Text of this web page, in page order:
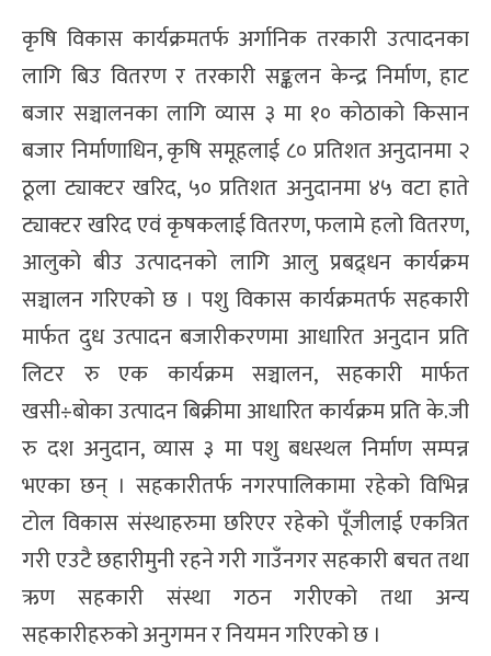
कृषि विकास कार्यक्रमतर्फ अर्गानिक तरकारी उत्पादनका
लागि बिउ वितरण र तरकारी सङ्कलन केन्द्र निर्माण, हाट
बजार सञ्चालनका लागि व्यास ३ मा १० कोठाको किसान
बजार निर्माणाधिन, कृषि समूहलाई ८० प्रतिशत अनुदानमा २
ठूला ट्याक्टर खरिद, ५० प्रतिशत अनुदानमा ४५ वटा हाते
ट्याक्टर खरिद एवं कृषकलाई वितरण, फलामे हलो वितरण,
आलुको बीउ उत्पादनको लागि आलु प्रबद्र्धन कार्यक्रम
सञ्चालन गरिएको छ । पशु विकास कार्यक्रमतर्फ सहकारी
मार्फत दुध उत्पादन बजारीकरणमा आधारित अनुदान प्रति
लिटर रु एक कार्यक्रम सञ्चालन, सहकारी मार्फत
खसी÷बोका उत्पादन बिक्रीमा आधारित कार्यक्रम प्रति के.जी
रु दश अनुदान, व्यास ३ मा पशु बधस्थल निर्माण सम्पन्न
भएका छन् । सहकारीतर्फ नगरपालिकामा रहेको विभिन्न
टोल विकास संस्थाहरुमा छरिएर रहेको पूँजीलाई एकत्रित
गरी एउटै छहारीमुनी रहने गरी गाउँनगर सहकारी बचत तथा
ऋण सहकारी संस्था गठन गरीएको तथा अन्य
सहकारीहरुको अनुगमन र नियमन गरिएको छ ।